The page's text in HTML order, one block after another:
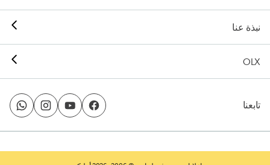
نبذة عنا
OLX
تابعنا